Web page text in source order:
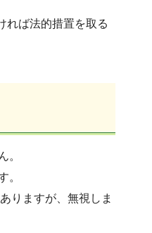
れば法的措置を取る
。
。
りますが、無視しま